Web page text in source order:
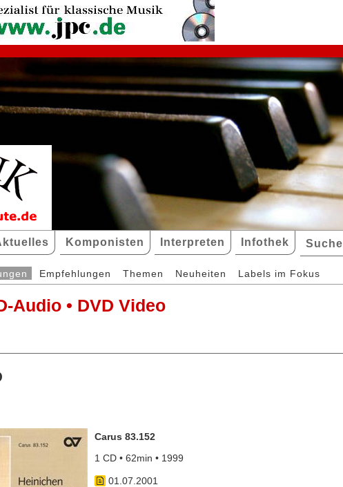
Komponisten Interpreten Infothek Suche
Empfehlungen Themen Neuheiten Labels im Fokus
Audio • DVD Video
Carus 83.152
1 CD • 62min • 1999
01.07.2001